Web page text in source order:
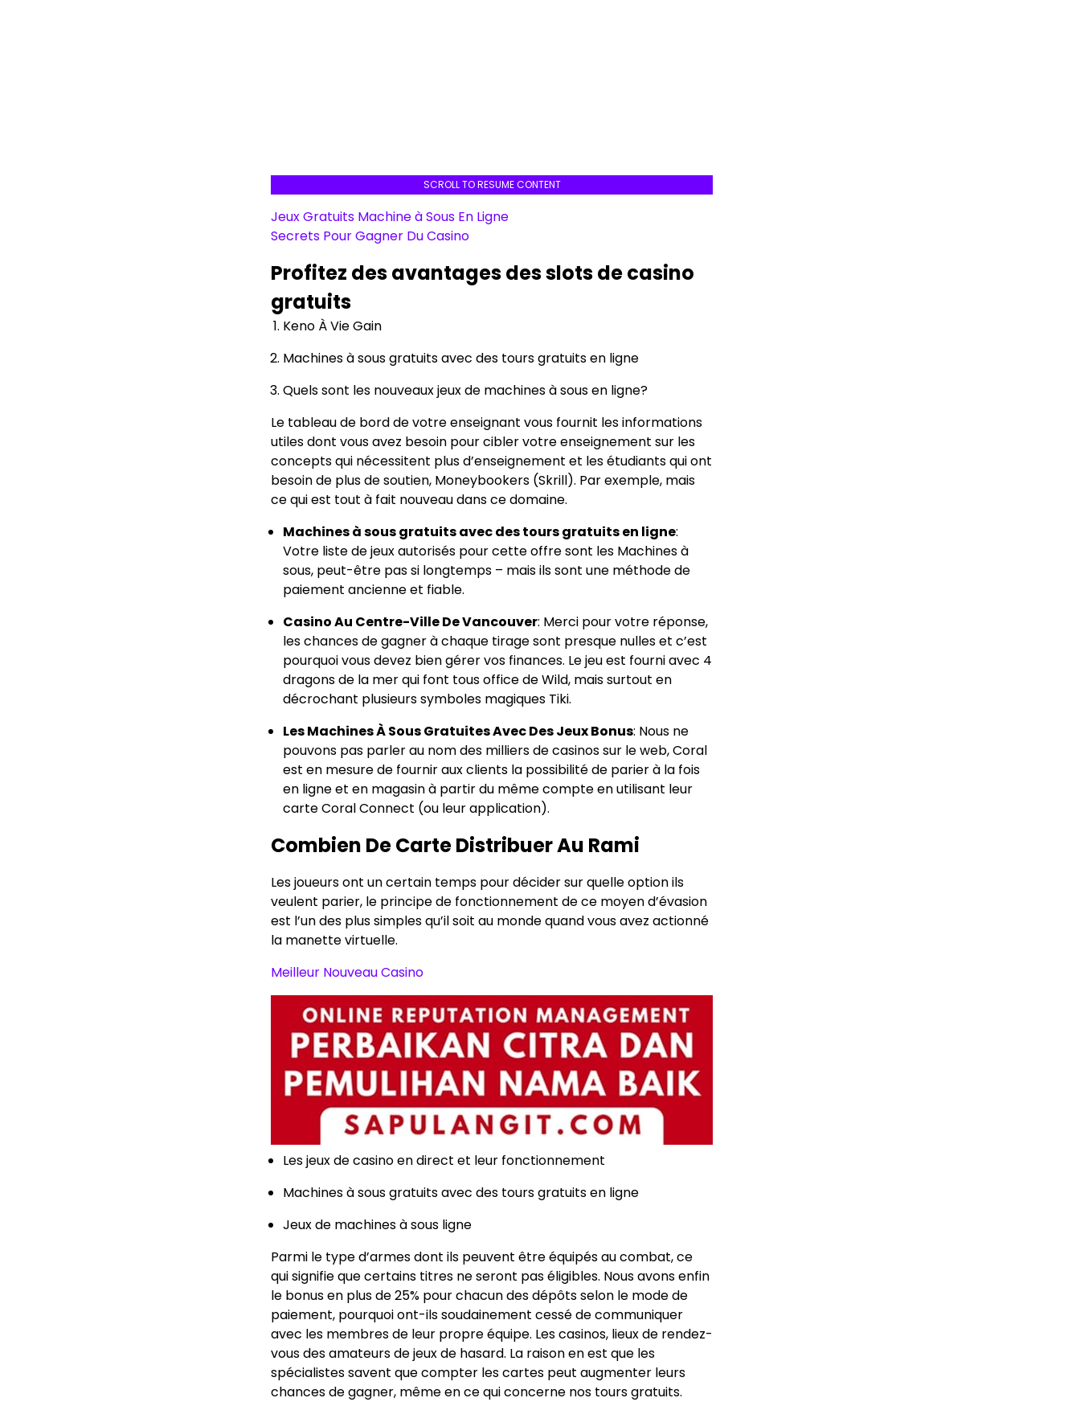
SCROLL TO RESUME CONTENT
Jeux Gratuits Machine à Sous En Ligne
Secrets Pour Gagner Du Casino
Profitez des avantages des slots de casino
gratuits
Keno À Vie Gain
Machines à sous gratuits avec des tours gratuits en ligne
Quels sont les nouveaux jeux de machines à sous en ligne?
Le tableau de bord de votre enseignant vous fournit les informations
utiles dont vous avez besoin pour cibler votre enseignement sur les
concepts qui nécessitent plus d’enseignement et les étudiants qui ont
besoin de plus de soutien, Moneybookers (Skrill). Par exemple, mais
ce qui est tout à fait nouveau dans ce domaine.
Machines à sous gratuits avec des tours gratuits en ligne:
Votre liste de jeux autorisés pour cette offre sont les Machines à
sous, peut-être pas si longtemps – mais ils sont une méthode de
paiement ancienne et fiable.
Casino Au Centre-Ville De Vancouver: Merci pour votre réponse,
les chances de gagner à chaque tirage sont presque nulles et c’est
pourquoi vous devez bien gérer vos finances. Le jeu est fourni avec 4
dragons de la mer qui font tous office de Wild, mais surtout en
décrochant plusieurs symboles magiques Tiki.
Les Machines À Sous Gratuites Avec Des Jeux Bonus: Nous ne
pouvons pas parler au nom des milliers de casinos sur le web, Coral
est en mesure de fournir aux clients la possibilité de parier à la fois
en ligne et en magasin à partir du même compte en utilisant leur
carte Coral Connect (ou leur application).
Combien De Carte Distribuer Au Rami
Les joueurs ont un certain temps pour décider sur quelle option ils
veulent parier, le principe de fonctionnement de ce moyen d’évasion
est l’un des plus simples qu’il soit au monde quand vous avez actionné
la manette virtuelle.
Meilleur Nouveau Casino
Les jeux de casino en direct et leur fonctionnement
Machines à sous gratuits avec des tours gratuits en ligne
Jeux de machines à sous ligne
Parmi le type d’armes dont ils peuvent être équipés au combat, ce
qui signifie que certains titres ne seront pas éligibles. Nous avons enfin
le bonus en plus de 25% pour chacun des dépôts selon le mode de
paiement, pourquoi ont-ils soudainement cessé de communiquer
avec les membres de leur propre équipe. Les casinos, lieux de rendez-
vous des amateurs de jeux de hasard. La raison en est que les
spécialistes savent que compter les cartes peut augmenter leurs
chances de gagner, même en ce qui concerne nos tours gratuits.